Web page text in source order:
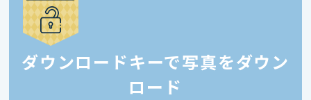
ダウンロードキーで写真をダウン
ロード